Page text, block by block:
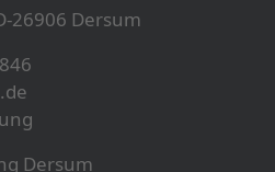
26906 Dersum
Dersum